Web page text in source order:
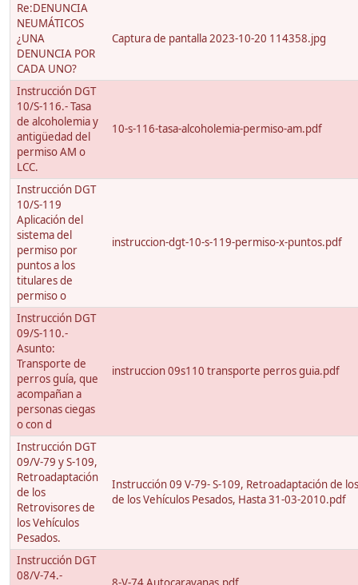
Re:DENUNCIA
NEUMÁTICOS
¿UNA
DENUNCIA POR
CADA UNO?
Captura de pantalla 2023-10-20 114358.jpg
Instrucción DGT
10/S-116.- Tasa
de alcoholemia y
antigüedad del
permiso AM o
LCC.
10-s-116-tasa-alcoholemia-permiso-am.pdf
Instrucción DGT
10/S-119
Aplicación del
sistema del
permiso por
puntos a los
titulares de
permiso o
instruccion-dgt-10-s-119-permiso-x-puntos.pdf
Instrucción DGT
09/S-110.-
Asunto:
Transporte de
perros guía, que
acompañan a
personas ciegas
o con d
instruccion 09s110 transporte perros guia.pdf
Instrucción DGT
09/V-79 y S-109,
Retroadaptación
de los
Retrovisores de
los Vehículos
Pesados.
Instrucción 09 V-79- S-109, Retroadaptación de
de los Vehículos Pesados, Hasta 31-03-2010.pdf
Instrucción DGT
08/V-74.-